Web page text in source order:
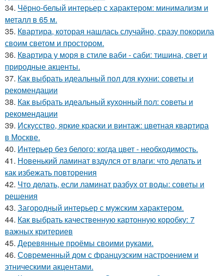
34. Чёрно-белый интерьер с характером: минимализм и
металл в 65 м.
35. Квартира, которая нашлась случайно, сразу покорила
своим светом и простором.
36. Квартира у моря в стиле ваби - саби: тишина, свет и
природные акценты.
37. Как выбрать идеальный пол для кухни: советы и
рекомендации
38. Как выбрать идеальный кухонный пол: советы и
рекомендации
39. Искусство, яркие краски и винтаж: цветная квартира
в Москве.
40. Интерьер без белого: когда цвет - необходимость.
41. Новенький ламинат вздулся от влаги: что делать и
как избежать повторения
42. Что делать, если ламинат разбух от воды: советы и
решения
43. Загородный интерьер с мужским характером.
44. Как выбрать качественную картонную коробку: 7
важных критериев
45. Деревянные проёмы своими руками.
46. Современный дом с французским настроением и
этническими акцентами.